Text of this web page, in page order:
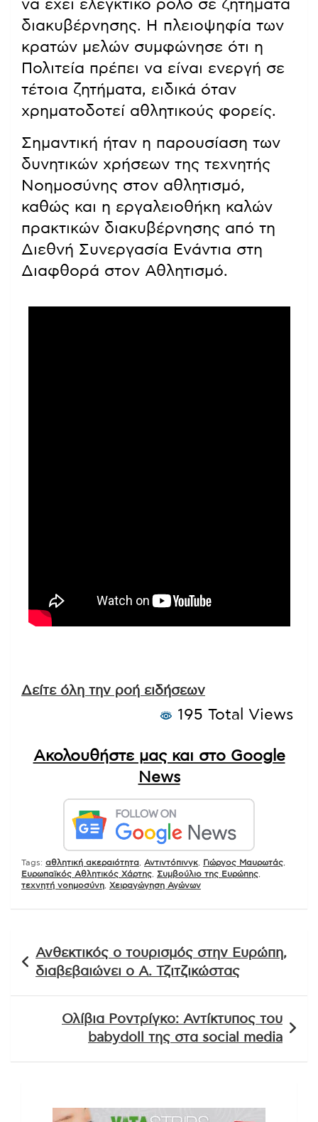
να έχει ελεγκτικό ρόλο σε ζητήματα
διακυβέρνησης. Η πλειοψηφία των
κρατών μελών συμφώνησε ότι η
Πολιτεία πρέπει να είναι ενεργή σε
τέτοια ζητήματα, ειδικά όταν
χρηματοδοτεί αθλητικούς φορείς.
Σημαντική ήταν η παρουσίαση των
δυνητικών χρήσεων της τεχνητής
Νοημοσύνης στον αθλητισμό,
καθώς και η εργαλειοθήκη καλών
πρακτικών διακυβέρνησης από τη
Διεθνή Συνεργασία Ενάντια στη
Διαφθορά στον Αθλητισμό.
Δείτε όλη την ροή ειδήσεων
195 Total Views
Ακολουθήστε μας και στο Google
News
Tags: αθλητική ακεραιότητα Αντιντόπινγκ Γιώργος Μαυρωτάς
Ευρωπαϊκός Αθλητικός Χάρτης
Συμβούλιο της Ευρώπης
τεχνητή νοημοσύνη Χειραγώγηση Αγώνων
άρθρων
Ανθεκτικός ο τουρισμός στην Ευρώπη,
διαβεβαιώνει ο Α. Τζιτζικώστας
Ολίβια Ροντρίγκο: Αντίκτυπος του
babydoll της στα social media